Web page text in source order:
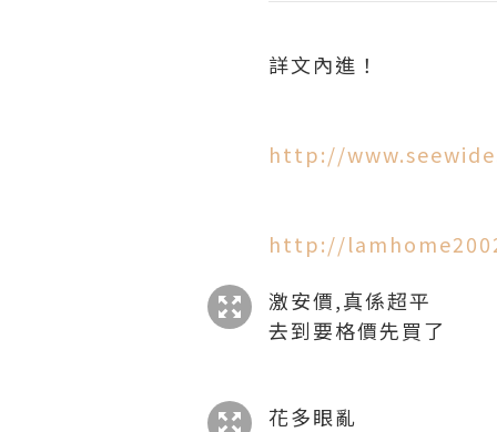
詳文內進！
http://
http://
激安價,真係超平
去到要格價先買了
花多眼亂